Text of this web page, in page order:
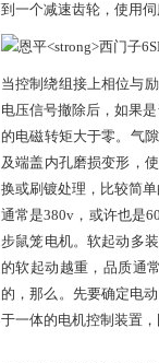
到一个减速齿轮，使用
当控制绕组接上相位与
电压信号撤除后，如果
的电磁转矩大于零。气
及端盖内孔磨损变形，
换或刷镀处理，比较简
通常是380v，或许也是
步鼠笼电机。软起动多
的软起动越重，品质通
的，那么。先要确定电
于一体的电机控制装置